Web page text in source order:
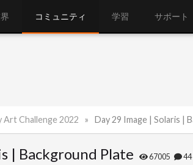
コミュニティ 学習 サポート
Art Challenge 2022 Day 29 Image | Solaris |
| Background Plate 67005 44